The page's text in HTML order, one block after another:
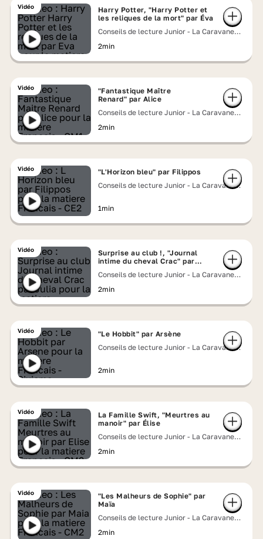
Vidéo
Harry Potter, "Harry Potter et
les reliques de la mort" par Éva
Conseils de lecture Junior - La Caravane
2min
Vidéo
"Fantastique Maître
Renard" par Alice
Conseils de lecture Junior - La Caravane
2min
Vidéo
"L'Horizon bleu" par Filippos
Conseils de lecture Junior - La Caravane
1min
Vidéo
Surprise au club !, "Journal
intime du cheval Crac" par
Conseils de lecture Junior - La Caravane
2min
Vidéo
"Le Hobbit" par Arsène
Conseils de lecture Junior - La Caravane
2min
Vidéo
La Famille Swift, "Meurtres au
manoir" par Élise
Conseils de lecture Junior - La Caravane
2min
Vidéo
"Les Malheurs de Sophie" par
Maïa
Conseils de lecture Junior - La Caravane
2min